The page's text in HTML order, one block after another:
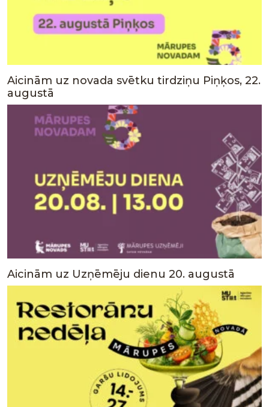
Aicinām uz novada svētku tirdziņu Piņķos, 22.
augustā
Aicinām uz Uzņēmēju dienu 20. augustā